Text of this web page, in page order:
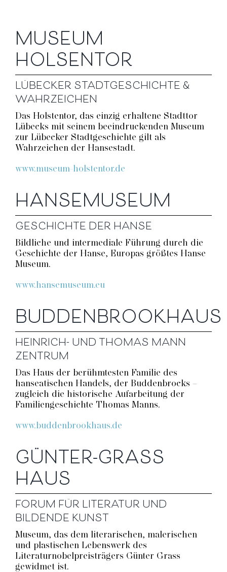
MUSEUM
HOLSENTOR
LÜBECKER STADTGESCHICHTE &
WAHRZEICHEN
Das Holstentor, das einzig erhaltene Stadttor
Lübecks mit seinem beeindruckenden Museum
zur Lübecker Stadtgeschichte gilt als
Wahrzeichen der Hansestadt.
www.museum-holstentor.de
HANSEMUSEUM
GESCHICHTE DER HANSE
Bildliche und intermediale Führung durch die
Geschichte der Hanse, Europas größtes Hanse
Museum.
www.hansemuseum.eu
BUDDENBROOKHAUS
HEINRICH- UND THOMAS MANN
ZENTRUM
Das Haus der berühmtesten Familie des
hanseatischen Handels, der Buddenbrocks –
zugleich die historische Aufarbeitung der
Familiengeschichte Thomas Manns.
www.buddenbrookhaus.de
GÜNTER-GRASS
HAUS
FORUM FÜR LITERATUR UND
BILDENDE KUNST
Museum, das dem literarischen, malerischen
und plastischen Lebenswerk des
Literaturnobelpreisträgers Günter Grass
gewidmet ist.